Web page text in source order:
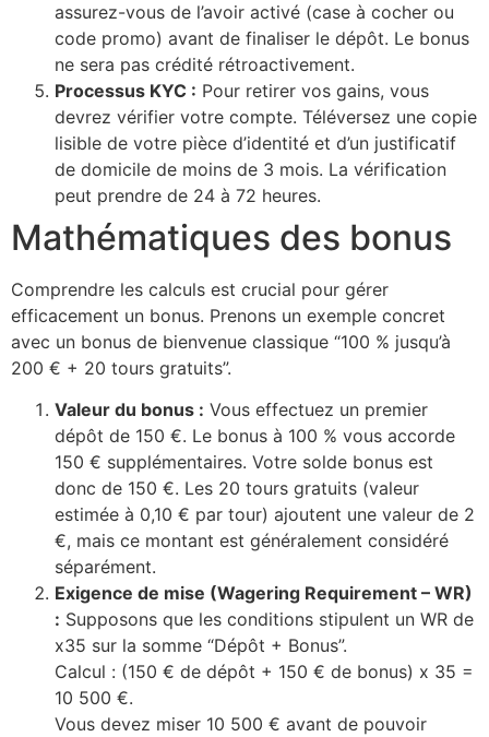
assurez-vous de l’avoir activé (case à cocher ou
code promo) avant de finaliser le dépôt. Le bonus
ne sera pas crédité rétroactivement.
Processus KYC : Pour retirer vos gains, vous
devrez vérifier votre compte. Téléversez une copie
lisible de votre pièce d’identité et d’un justificatif
de domicile de moins de 3 mois. La vérification
peut prendre de 24 à 72 heures.
Mathématiques des bonus
Comprendre les calculs est crucial pour gérer
efficacement un bonus. Prenons un exemple concret
avec un bonus de bienvenue classique “100 % jusqu’à
200 € + 20 tours gratuits”.
Valeur du bonus : Vous effectuez un premier
dépôt de 150 €. Le bonus à 100 % vous accorde
150 € supplémentaires. Votre solde bonus est
donc de 150 €. Les 20 tours gratuits (valeur
estimée à 0,10 € par tour) ajoutent une valeur de 2
€, mais ce montant est généralement considéré
séparément.
Exigence de mise (Wagering Requirement – WR)
: Supposons que les conditions stipulent un WR de
x35 sur la somme “Dépôt + Bonus”.
Calcul : (150 € de dépôt + 150 € de bonus) x 35 =
10 500 €.
Vous devez miser 10 500 € avant de pouvoir